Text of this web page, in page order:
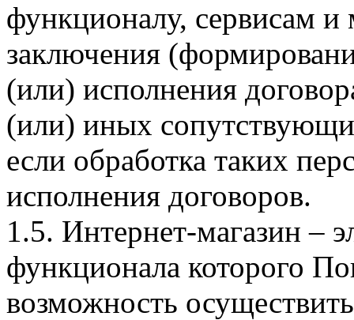
функционалу, сервисам и
заключения
(или) исполнения
(или) иных
если обработка таких
исполнения договоров.
1.5. Интернет-магазин –
функционала которого
возможность